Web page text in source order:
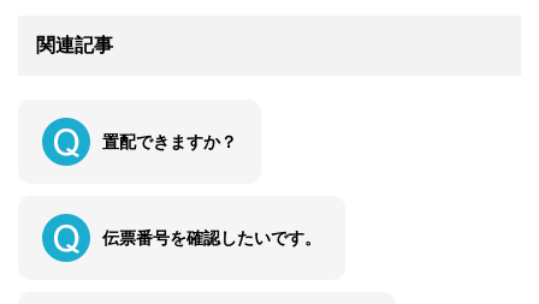
関連記事
置配できますか？
伝票番号を確認したいです。